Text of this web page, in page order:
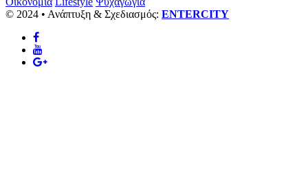
© 2024 • Ανάπτυξη & Σχεδιασμός: ENTERCITY